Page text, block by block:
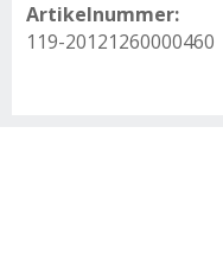
Artikelnummer:
119-20121260000460